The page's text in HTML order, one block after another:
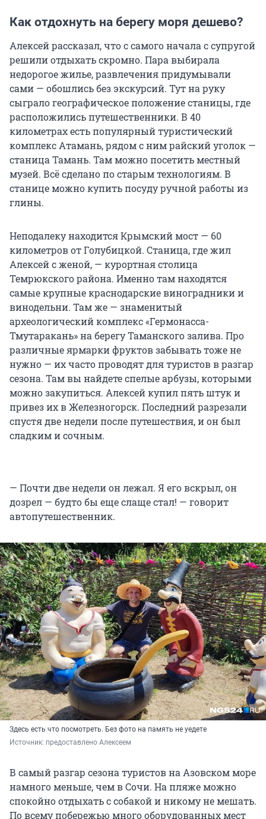
Как отдохнуть на берегу моря дешево?
Алексей рассказал, что с самого начала с супругой
решили отдыхать скромно. Пара выбирала
недорогое жилье, развлечения придумывали
сами — обошлись без экскурсий. Тут на руку
сыграло географическое положение станицы, где
расположились путешественники. В 40
километрах есть популярный туристический
комплекс Атамань, рядом с ним райский уголок —
станица Тамань. Там можно посетить местный
музей. Всё сделано по старым технологиям. В
станице можно купить посуду ручной работы из
глины.
Неподалеку находится Крымский мост — 60
километров от Голубицкой. Станица, где жил
Алексей с женой, — курортная столица
Темрюкского района. Именно там находятся
самые крупные краснодарские виноградники и
винодельни. Там же — знаменитый
археологический комплекс «Гермонасса-
Тмутаракань» на берегу Таманского залива. Про
различные ярмарки фруктов забывать тоже не
нужно — их часто проводят для туристов в разгар
сезона. Там вы найдете спелые арбузы, которыми
можно закупиться. Алексей купил пять штук и
привез их в Железногорск. Последний разрезали
спустя две недели после путешествия, и он был
сладким и сочным.
— Почти две недели он лежал. Я его вскрыл, он
дозрел — будто бы еще слаще стал! — говорит
автопутешественник.
Здесь есть что посмотреть. Без фото на память не уедете
Источник: предоставлено Алексеем
В самый разгар сезона туристов на Азовском море
намного меньше, чем в Сочи. На пляже можно
спокойно отдыхать с собакой и никому не мешать.
По всему побережью много оборудованных мест